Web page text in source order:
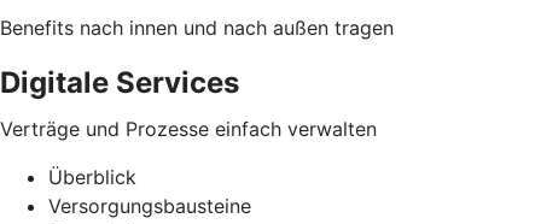
Benefits nach innen und nach außen tragen
Digitale Services
Verträge und Prozesse einfach verwalten
Überblick
Versorgungsbausteine